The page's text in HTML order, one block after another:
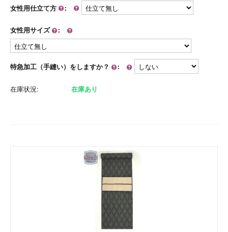
女性用仕立て方
:
女性用サイズ :
特急加工（手縫い）をしますか？ :
在庫状況: 在庫あり